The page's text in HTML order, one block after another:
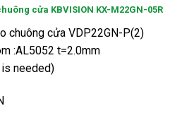
cửa KBVISION KX-M22GN-05R
chuông cửa VDP22GN-P(2)
:AL5052 t=2.0mm
needed)